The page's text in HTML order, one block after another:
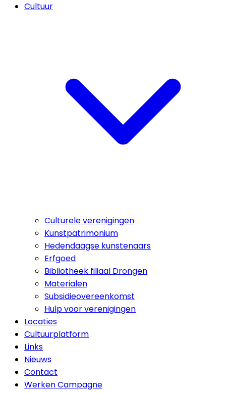
Cultuur
Culturele verenigingen
Kunstpatrimonium
Hedendaagse kunstenaars
Erfgoed
Bibliotheek filiaal Drongen
Materialen
Subsidieovereenkomst
Hulp voor verenigingen
Locaties
Cultuurplatform
Links
Nieuws
Contact
Werken Campagne